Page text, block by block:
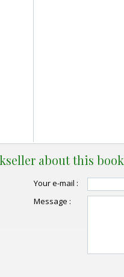
about this book
Your e-mail :
Message :